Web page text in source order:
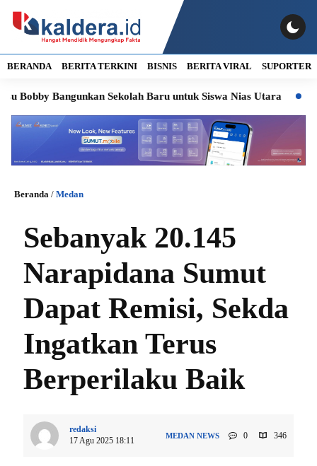
BERANDA BERITA TERKINI BISNIS BERITA VIRAL SUPORTER
Bangunkan Sekolah Baru untuk Siswa Nias Utara Soroti
Beranda / Medan
Sebanyak 20.145
Narapidana Sumut
Dapat Remisi, Sekda
Ingatkan Terus
Berperilaku Baik
redaksi
17 Agu 2025 18:11
MEDAN NEWS 0 346